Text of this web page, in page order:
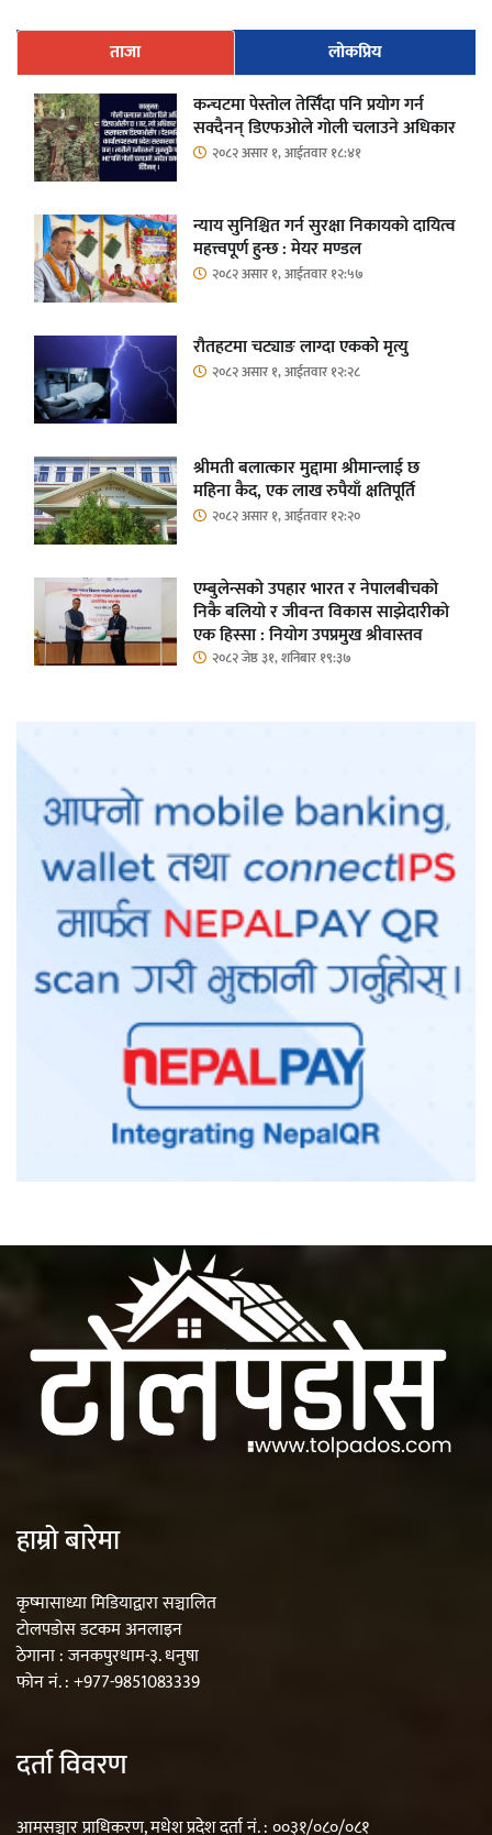
ताजा
लोकप्रिय
कन्चटमा पेस्तोल तेर्सिँदा पनि प्रयोग गर्न
सक्दैनन् डिएफओले गोली चलाउने अधिकार
२०८२ असार १, आईतवार १८:४१
न्याय सुनिश्चित गर्न सुरक्षा निकायको दायित्व
महत्त्वपूर्ण हुन्छ : मेयर मण्डल
२०८२ असार १, आईतवार १२:५७
रौतहटमा चट्याङ लाग्दा एककोे मृत्यु
२०८२ असार १, आईतवार १२:२८
श्रीमती बलात्कार मुद्दामा श्रीमान्लाई छ
महिना कैद, एक लाख रुपैयाँ क्षतिपूर्ति
२०८२ असार १, आईतवार १२:२०
एम्बुलेन्सको उपहार भारत र नेपालबीचको
निकै बलियो र जीवन्त विकास साझेदारीको
एक हिस्सा : नियोग उपप्रमुख श्रीवास्तव
२०८२ जेष्ठ ३१, शनिबार १९:३७
हाम्रो बारेमा
कृष्मासाध्या मिडियाद्वारा सञ्चालित
टोलपडोस डटकम अनलाइन
ठेगाना : जनकपुरधाम-३. धनुषा
फोन नं. : +977-9851083339
दर्ता विवरण
आमसञ्चार प्राधिकरण, मधेश प्रदेश दर्ता नं. : ००३१/०८०/०८१